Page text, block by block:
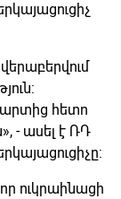
հետո
- ասել է ՌԴ
ուկրաինացի